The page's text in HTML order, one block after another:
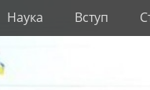
Наука Вступ